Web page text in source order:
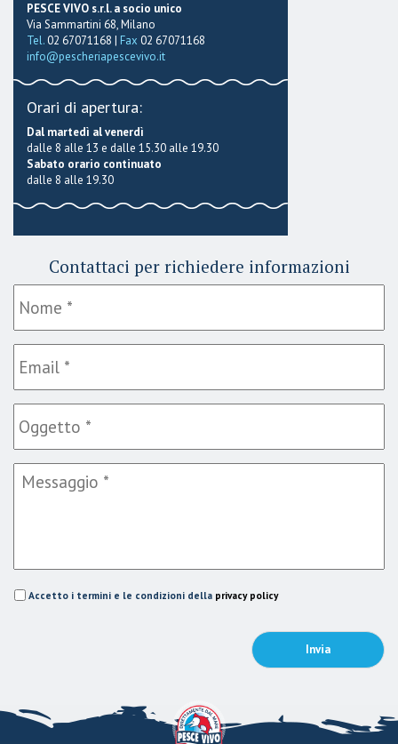
PESCE VIVO s.r.l. a socio unico
Via Sammartini 68, Milano
Tel.02 67071168 | Fax 02 67071168
info@pescheriapescevivo.it
Orari di apertura:
Dal martedì al venerdì
dalle 8 alle 13 e dalle 15.30 alle 19.30
Sabato orario continuato
dalle 8 alle 19.30
Contattaci per richiedere informazioni
Accetto i termini e le condizioni della privacy policy